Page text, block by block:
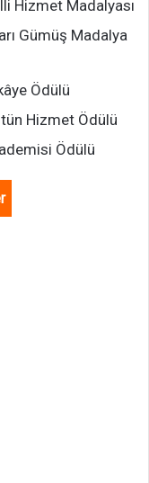
Hizmet Madalyası
Gümüş Madalya
Ödülü
Hizmet Ödülü
Ödülü